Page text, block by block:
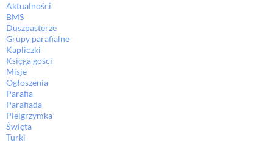
Aktualności
BMS
Duszpasterze
Grupy parafialne
Kapliczki
Księga gości
Misje
Ogłoszenia
Parafia
Parafiada
Pielgrzymka
Święta
Turki